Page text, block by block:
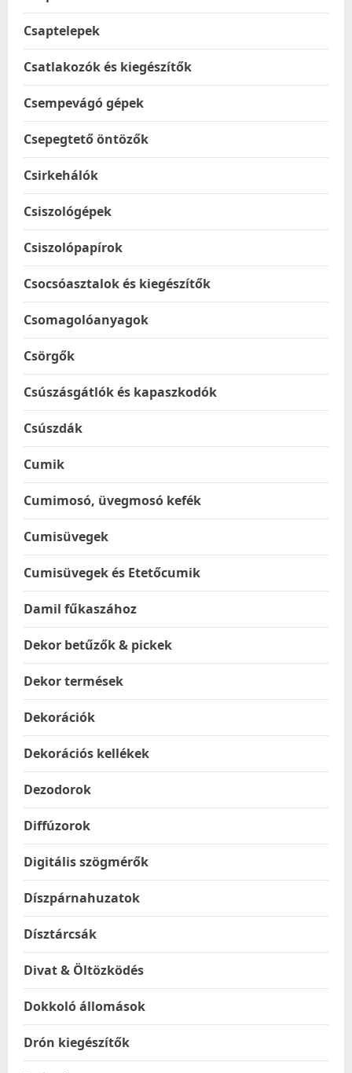
Csaptelepek
Csatlakozók és kiegészítők
Csempevágó gépek
Csepegtető öntözők
Csirkehálók
Csiszológépek
Csiszolópapírok
Csocsóasztalok és kiegészítők
Csomagolóanyagok
Csörgők
Csúszásgátlók és kapaszkodók
Csúszdák
Cumik
Cumimosó, üvegmosó kefék
Cumisüvegek
Cumisüvegek és Etetőcumik
Damil fűkaszához
Dekor betűzők & pickek
Dekor termések
Dekorációk
Dekorációs kellékek
Dezodorok
Diffúzorok
Digitális szögmérők
Díszpárnahuzatok
Dísztárcsák
Divat & Öltözködés
Dokkoló állomások
Drón kiegészítők